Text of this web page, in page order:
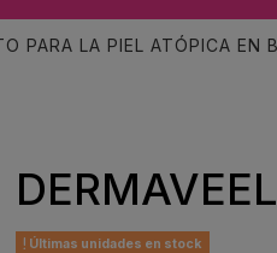
PARA LA PIEL ATÓPICA EN
Últimas unidades en stock